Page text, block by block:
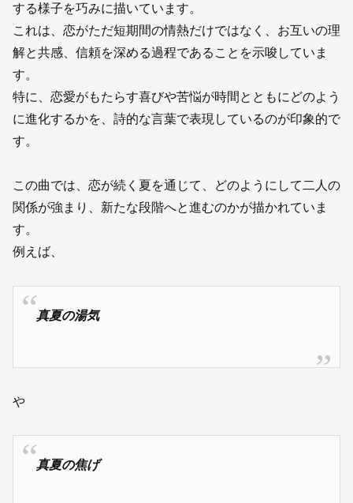
する様子を巧みに描いています。
これは、恋がただ短期間の情熱だけではなく、お互いの理
解と共感、信頼を深める過程であることを示唆していま
す。
特に、恋愛がもたらす喜びや苦悩が時間とともにどのよう
に進化するかを、詩的な言葉で表現しているのが印象的で
す。
この曲では、恋が続く夏を通じて、どのようにして二人の
関係が強まり、新たな段階へと進むのかが描かれていま
す。
例えば、
真夏の湯気
や
真夏の焦げ